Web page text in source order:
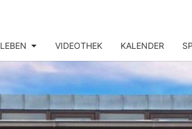
VIDEOTHEK KALENDER